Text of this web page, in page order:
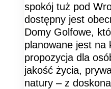
spokój tuż pod
dostępny jest
Domy Golfowe,
planowane jest na
propozycja dla
jakość życia,
natury – z